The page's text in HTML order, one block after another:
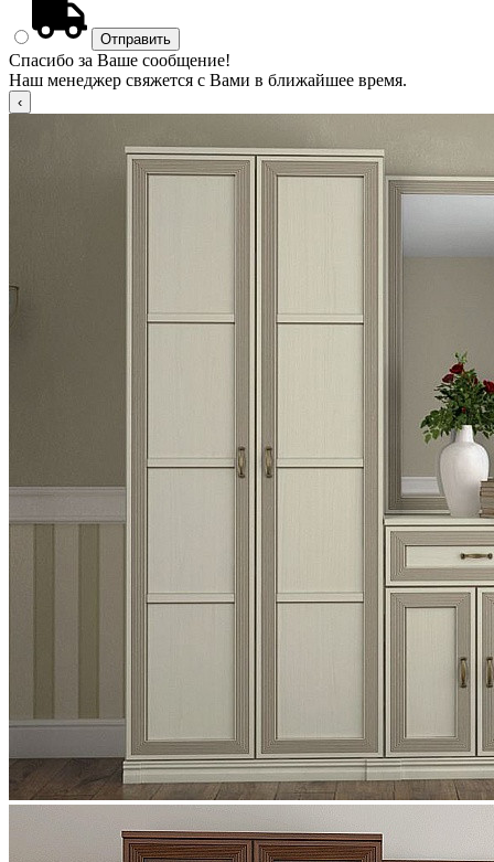
Спасибо за Ваше сообщение!
Наш менеджер свяжется с Вами в ближайшее время.